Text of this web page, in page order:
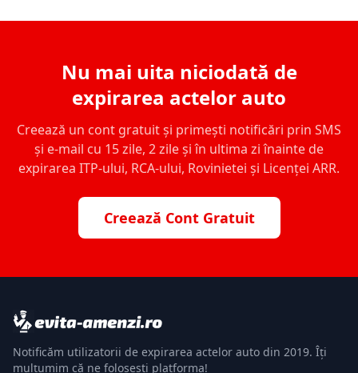
Nu mai uita niciodată de
expirarea actelor auto
Creează un cont gratuit și primești notificări prin SMS
și e-mail cu 15 zile, 2 zile și în ultima zi înainte de
expirarea ITP-ului, RCA-ului, Rovinietei și Licenței ARR.
Creează Cont Gratuit
Notificăm utilizatorii de expirarea actelor auto din 2019. Îți
mulțumim că ne folosești platforma!